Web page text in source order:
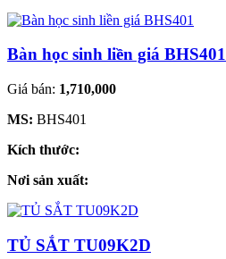
Bàn học sinh liền giá BHS401
Giá bán: 1,710,000
MS: BHS401
Kích thước:
Nơi sản xuất:
TỦ SẮT TU09K2D